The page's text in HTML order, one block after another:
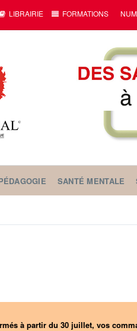
LIBRAIRIE FORMATIONS
SANTÉ MENTALE
à partir du 30 juillet, vos